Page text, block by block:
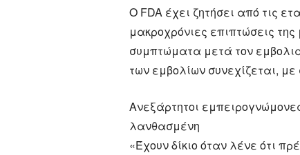
Ο FDA έχει ζητήσει από τις
μακροχρόνιες επιπτώσεις
συμπτώματα μετά τον
των εμβολίων συνεχίζεται, με
Ανεξάρτητοι
λανθασμένη
«Έχουν δίκιο όταν λένε ότι